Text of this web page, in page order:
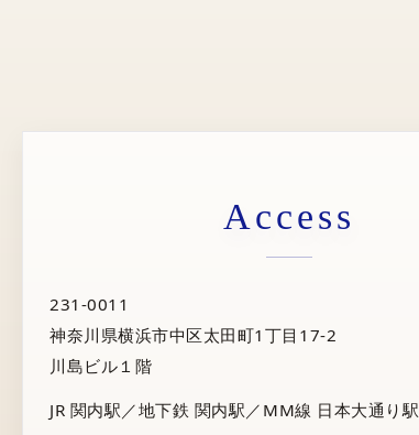
Access
231-0011
神奈川県横浜市中区太田町1丁目17-2
川島ビル１階
JR 関内駅／地下鉄 関内駅／MM線 日本大通り駅